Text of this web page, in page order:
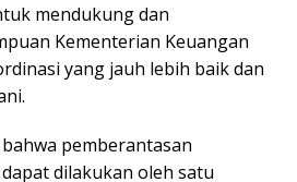
mendukung dan
Kementerian Keuangan
yang jauh lebih baik dan
pemberantasan
dilakukan oleh satu